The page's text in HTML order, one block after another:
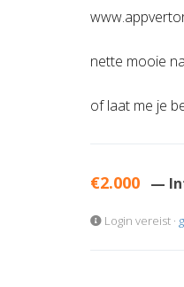
nette mooie
of laat me je
€2.000 —
Login vereist ·